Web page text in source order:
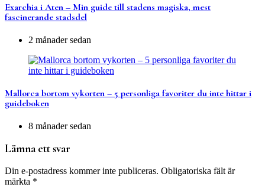
Exarchia i Aten – Min guide till stadens magiska, mest
fascinerande stadsdel
2 månader sedan
Mallorca bortom vykorten – 5 personliga favoriter du inte hittar i
guideboken
8 månader sedan
Lämna ett svar
Din e-postadress kommer inte publiceras. Obligatoriska fält är
märkta *